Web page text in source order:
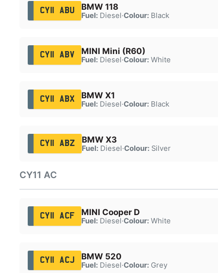
CY11 ABU BMW 118
Fuel:Diesel·Colour:Black
CY11 ABV MINI Mini (R60)
Fuel:Diesel·Colour:White
CY11 ABX BMW X1
Fuel:Diesel·Colour:Black
CY11 ABZ BMW X3
Fuel:Diesel·Colour:Silver
CY11 AC
CY11 ACF MINI Cooper D
Fuel:Diesel·Colour:White
CY11 ACJ BMW 520
Fuel:Diesel·Colour:Grey